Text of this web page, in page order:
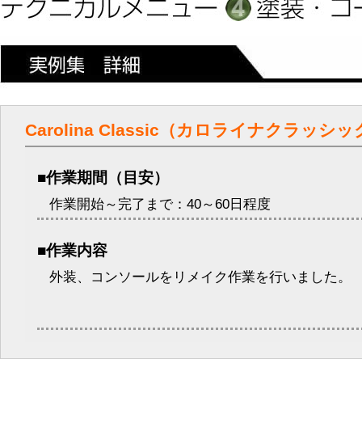
Carolina Classic（カロライナクラッシ
■作業期間（目安）
作業開始～完了まで：40～60日程度
■作業内容
外装、コンソールをリメイク作業を行いました。